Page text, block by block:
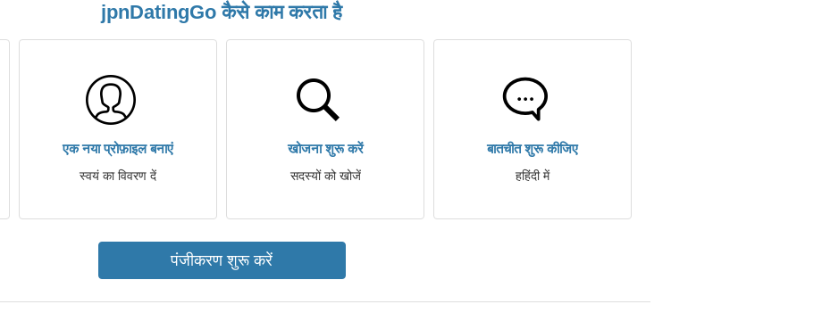
jpnDatingGo कैसे काम करता है
एक नया प्रोफ़ाइल बनाएं
स्वयं का विवरण दें
खोजना शुरू करें
सदस्यों को खोजें
बातचीत शुरू कीजिए
हहिंदी में
पंजीकरण शुरू करें